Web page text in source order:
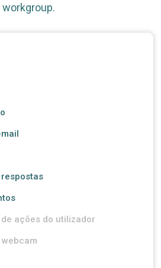
workgroup.
ações do utilizador